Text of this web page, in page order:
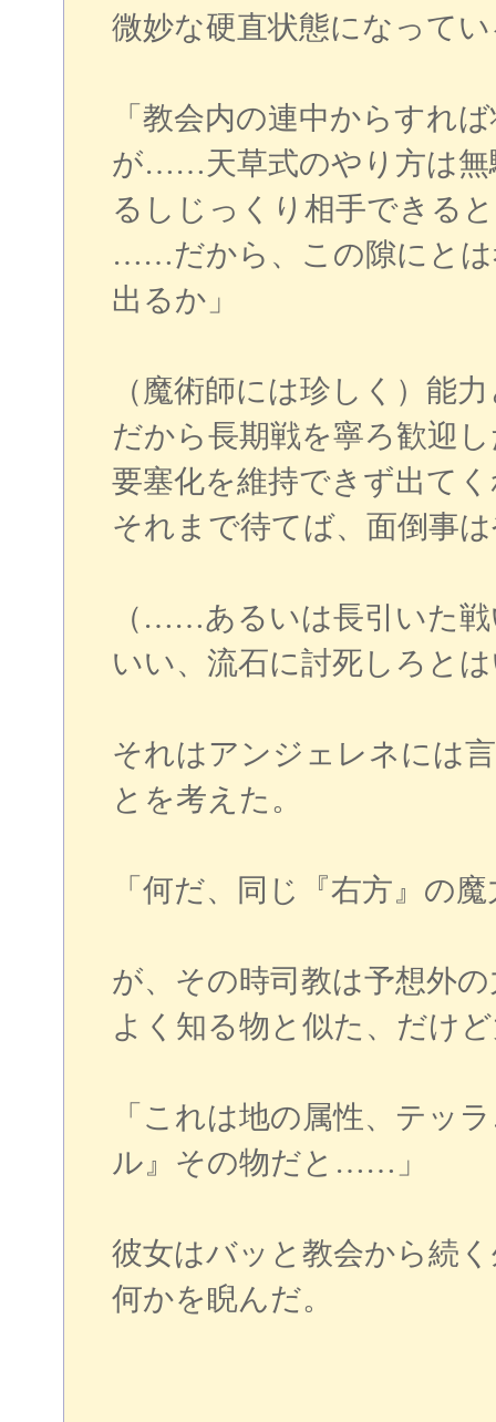
微妙な硬直状態になって
「教会内の連中からすれ
が……天草式のやり方は無
るしじっくり相手できる
……だから、この隙にとは
出るか」
（魔術師には珍しく）能
だから長期戦を寧ろ歓迎
要塞化を維持できず出て
それまで待てば、面倒事
（……あるいは長引いた
いい、流石に討死しろと
それはアンジェレネには
とを考えた。
「何だ、同じ『右方』の
が、その時司教は予想外
よく知る物と似た、だけ
「これは地の属性、テッ
ル』その物だと……」
彼女はバッと教会から続
何かを睨んだ。